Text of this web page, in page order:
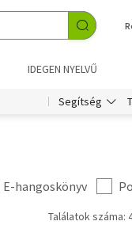
IDEGEN NYELVŰ
Segítség
E-hangoskönyv
Találatok száma: